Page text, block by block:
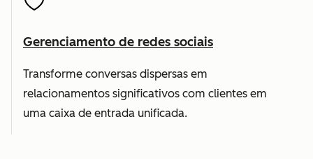
Gerenciamento de redes sociais
Transforme conversas dispersas em
relacionamentos significativos com clientes em
uma caixa de entrada unificada.